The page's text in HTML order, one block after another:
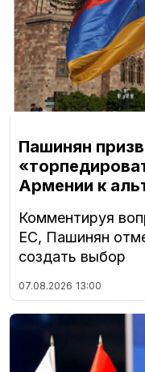
Пашинян
Армении к
Комментируя
ЕС, Пашинян
создать выбор
07.08.2026 13:00